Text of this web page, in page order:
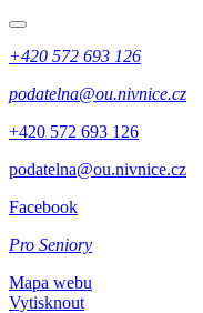
+420 572 693 126
podatelna@ou.nivnice.cz
+420 572 693 126
podatelna@ou.nivnice.cz
Facebook
Pro Seniory
Mapa webu
Vytisknout